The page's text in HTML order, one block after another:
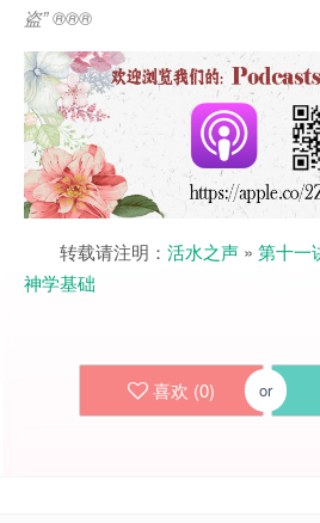
盗” ®®®
转载请注明： 活水之声 » 第十一
神学基础
喜欢 (0) or